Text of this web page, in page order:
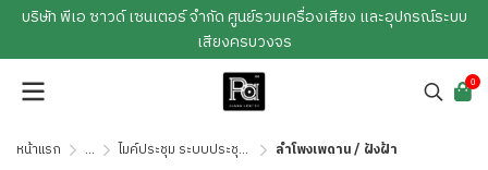
บริษัท พีเอ ซาวด์ เซนเตอร์ จำกัด ศูนย์รวมเครื่องเสียง และอุปกรณ์ระบบ
เสียงครบวงจร
0
หน้าแรก ... ไมค์ประชุม ระบบประชุม ระบบภาพ ลำโพงเพดาน / ฝังฝ้า